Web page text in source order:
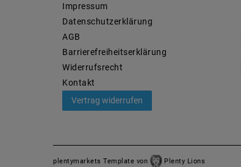
Impressum
Daten­schutz­erklärung
AGB
Barrierefreiheitserklärung
Widerrufs­recht
Kontakt
Vertrag widerrufen
plentymarkets Template von Plenty Lions